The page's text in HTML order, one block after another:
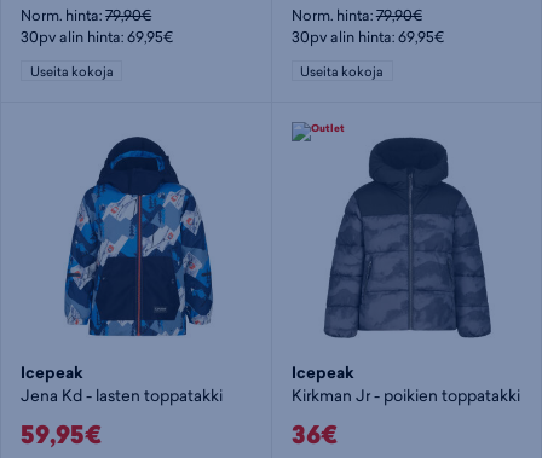
Norm. hinta:79,90€
30pv alin hinta: 69,95€
Useita kokoja
Norm. hinta:79,90€
30pv alin hinta: 69,95€
Useita kokoja
Icepeak
Jena Kd - lasten toppatakki
59,95€
Icepeak
Kirkman Jr - poikien toppatakki
36€